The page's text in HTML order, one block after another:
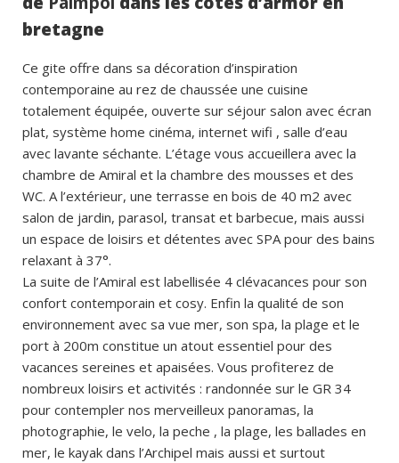
bretagne
Ce gite offre dans sa décoration d’inspiration
contemporaine au rez de chaussée une cuisine
totalement équipée, ouverte sur séjour salon avec écran
plat, système home cinéma, internet wifi , salle d’eau
avec lavante séchante. L’étage vous accueillera avec la
chambre de Amiral et la chambre des mousses et des
WC. A l’extérieur, une terrasse en bois de 40 m2 avec
salon de jardin, parasol, transat et barbecue, mais aussi
un espace de loisirs et détentes avec SPA pour des bains
relaxant à 37°.
La suite de l’Amiral est labellisée 4 clévacances pour son
confort contemporain et cosy. Enfin la qualité de son
environnement avec sa vue mer, son spa, la plage et le
port à 200m constitue un atout essentiel pour des
vacances sereines et apaisées. Vous profiterez de
nombreux loisirs et activités : randonnée sur le GR 34
pour contempler nos merveilleux panoramas, la
photographie, le velo, la peche , la plage, les ballades en
mer, le kayak dans l’Archipel mais aussi et surtout